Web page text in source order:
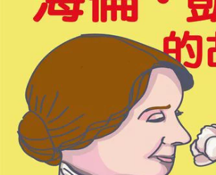
居家生活 3C家電 運動休閒
女裝 男裝 化妝保養
日本購物 電子/紙本書